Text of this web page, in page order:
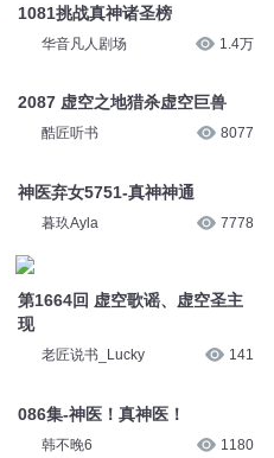
1081挑战真神诸圣榜
华音凡人剧场 1.4万
2087 虚空之地猎杀虚空巨兽
酷匠听书 8077
神医弃女5751-真神神通
暮玖Ayla 7778
第1664回 虚空歌谣、虚空圣主
现
老匠说书_Lucky 141
086集-神医！真神医！
韩不晚6 1180